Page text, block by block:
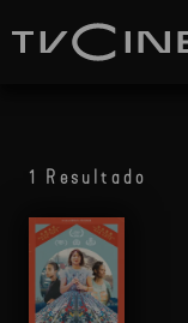
1 Resultado